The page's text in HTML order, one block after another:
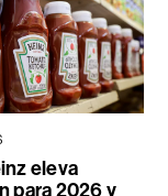
eleva
para 2026 y